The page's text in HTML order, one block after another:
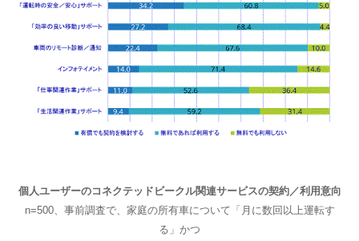
個人ユーザーのコネクテッドビークル関連サービスの契約／利用意向
n=500、事前調査で、家庭の所有車について「月に数回以上運転す
る」かつ